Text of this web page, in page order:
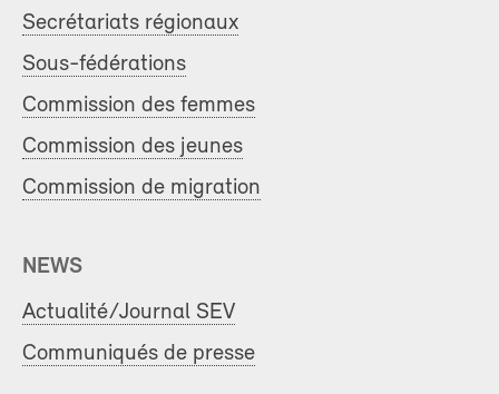
Secrétariats régionaux
Sous-fédérations
Commission des femmes
Commission des jeunes
Commission de migration
NEWS
Actualité/Journal SEV
Communiqués de presse